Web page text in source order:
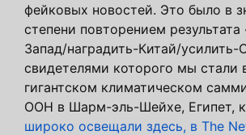
фейковых новостей. Это было в
степени повторением результата
Запад/наградить-Китай/
свидетелями которого мы стали
гигантском климатическом
ООН в Шарм-эль-Шейхе, Египет,
широко освещали здесь, в The